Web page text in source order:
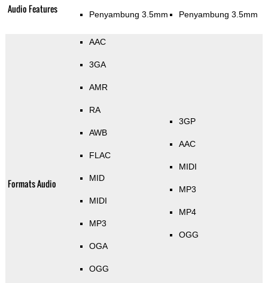
Audio Features Penyambung 3.5mm Penyambung 3.5mm
Formats Audio
AAC
3GA
AMR
RA
AWB
FLAC
MID
MIDI
MP3
OGA
OGG
3GP
AAC
MIDI
MP3
MP4
OGG